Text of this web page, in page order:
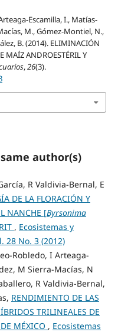
Escamilla, I., Matías-
M., Gómez-Montiel, N.,
B. (2014). ELIMINACIÓN
MAÍZ ANDROESTÉRIL Y
,26(3).
author(s)
R Valdivia-Bernal, E
DE LA FLORACIÓN Y
NANCHE [Byrsonima
, Ecosistemas y
28 No. 3 (2012)
Robledo, I Arteaga-
M Sierra-Macías, N
R Valdivia-Bernal,
RENDIMIENTO DE LAS
TRILINEALES DE
MÉXICO , Ecosistemas